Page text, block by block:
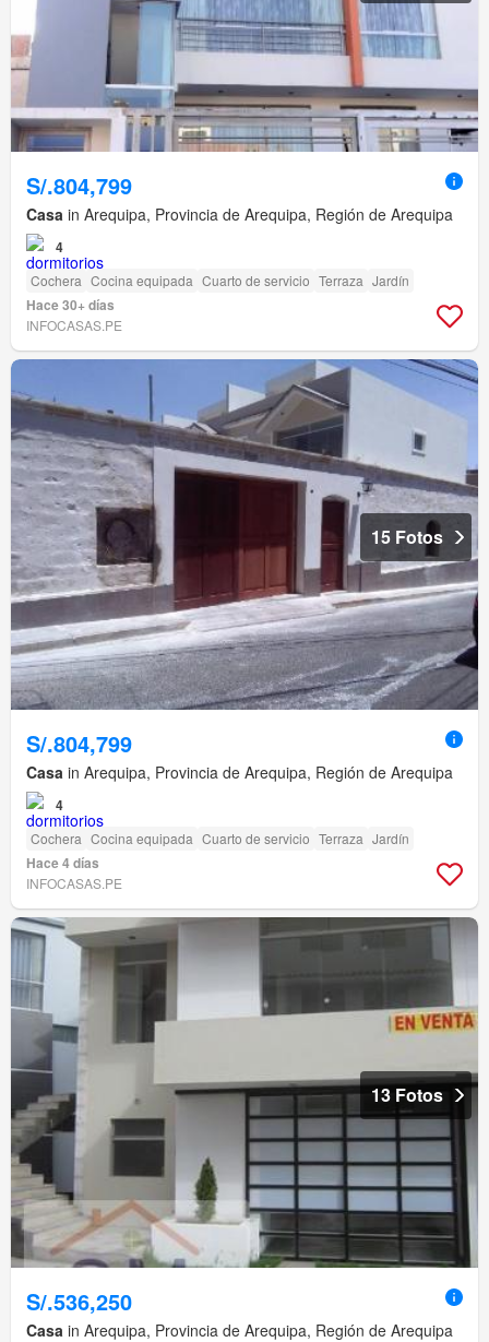
S/.804,799
Casa in Arequipa, Provincia de Arequipa, Región de Arequipa
4
Cochera Cocina equipada Cuarto de servicio Terraza Jardín
Hace 30+ días
INFOCASAS.PE
15 Fotos
S/.804,799
Casa in Arequipa, Provincia de Arequipa, Región de Arequipa
4
Cochera Cocina equipada Cuarto de servicio Terraza Jardín
Hace 4 días
INFOCASAS.PE
13 Fotos
S/.536,250
Casa in Arequipa, Provincia de Arequipa, Región de Arequipa